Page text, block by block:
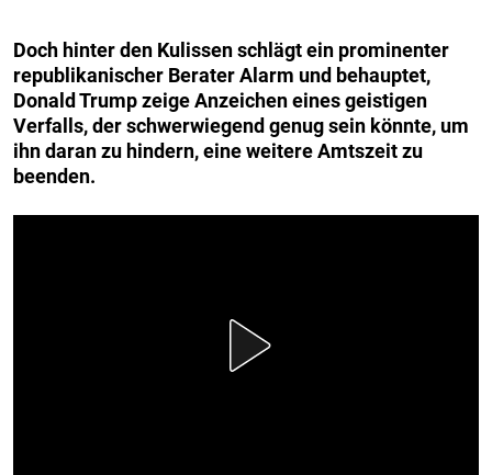
Doch hinter den Kulissen schlägt ein prominenter
republikanischer Berater Alarm und behauptet,
Donald Trump zeige Anzeichen eines geistigen
Verfalls, der schwerwiegend genug sein könnte, um
ihn daran zu hindern, eine weitere Amtszeit zu
beenden.